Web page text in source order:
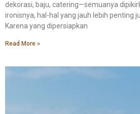
dekorasi, baju, catering—semuanya
ironisnya, hal-hal yang jauh lebih penting
Karena yang dipersiapkan
Read More »